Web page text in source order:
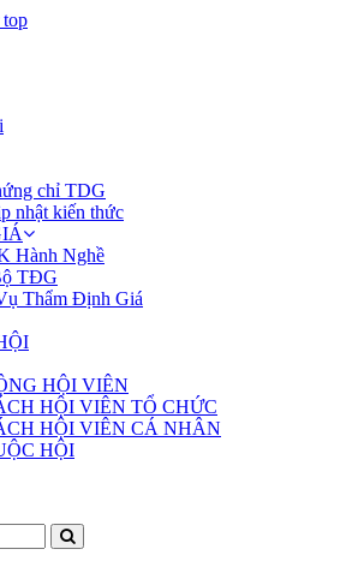
chỉ TDG
nhật kiến thức
Hành Nghề
TĐG
Thẩm Định Giá
HỘI VIÊN
HỘI VIÊN TỔ CHỨC
HỘI VIÊN CÁ NHÂN
HỘI